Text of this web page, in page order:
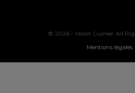
© 2026 - Vision Guinee. All
Mentions légales